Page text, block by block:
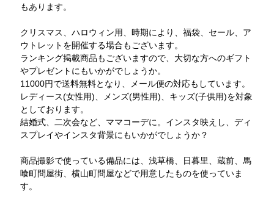
もあります。
クリスマス、ハロウィン用、時期により、福袋、セール、ア
ウトレットを開催する場合もございます。
ランキング掲載商品もございますので、大切な方へのギフト
やプレゼントにもいかがでしょうか。
11000円で送料無料となり、メール便の対応もしています。
レディース(女性用)、メンズ(男性用)、キッズ(子供用)を対象
としております。
結婚式、二次会など、ママコーデに。インスタ映えし、ディ
スプレイやインスタ背景にもいかがでしょうか？
商品撮影で使っている備品には、浅草橋、日暮里、蔵前、馬
喰町問屋街、横山町問屋などで用意したものを使っていま
す。